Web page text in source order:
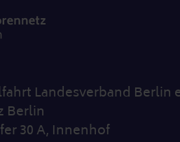
Landesverband Berlin
Berlin
30 A, Innenhof